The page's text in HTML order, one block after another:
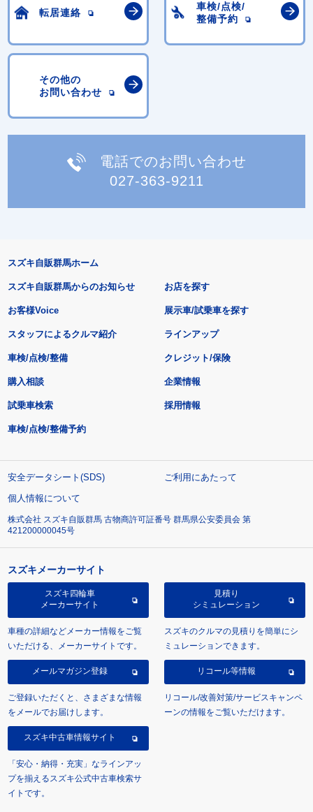
転居連絡
車検/点検/
整備予約
その他の
お問い合わせ
電話でのお問い合わせ
027-363-9211
スズキ自販群馬ホーム
スズキ自販群馬からのお知らせ
お客様Voice
スタッフによるクルマ紹介
お店を探す
展示車/試乗車を探す
ラインアップ
車検/点検/整備 クレジット/保険
購入相談
試乗車検索
車検/点検/整備予約
企業情報
採用情報
安全データシート(SDS)
ご利用にあたって
個人情報について
株式会社 スズキ自販群馬 古物商許可証番号 群馬県公安委員会 第
421200000045号
スズキメーカーサイト
スズキ四輪車
メーカーサイト
車種の詳細などメーカー情報をご覧
いただける、メーカーサイトです。
見積り
シミュレーション
スズキのクルマの見積りを簡単にシ
ミュレーションできます。
メールマガジン登録
ご登録いただくと、さまざまな情報
をメールでお届けします。
リコール等情報
リコール/改善対策/サービスキャンペ
ーンの情報をご覧いただけます。
スズキ中古車情報サイト
「安心・納得・充実」なラインアッ
プを揃えるスズキ公式中古車検索サ
イトです。